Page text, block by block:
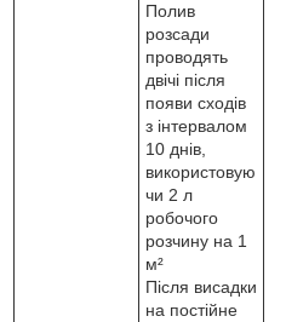
Полив
розсади
проводять
двічі після
появи сходів
з інтервалом
10 днів,
використовую
чи 2 л
робочого
розчину на 1
м²
Після висадки
на постійне